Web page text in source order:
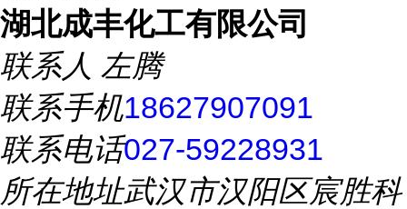
湖北成丰化工有限公司
联系人 左腾
联系手机18627907091
联系电话027-59228931
所在地址武汉市汉阳区宸胜科